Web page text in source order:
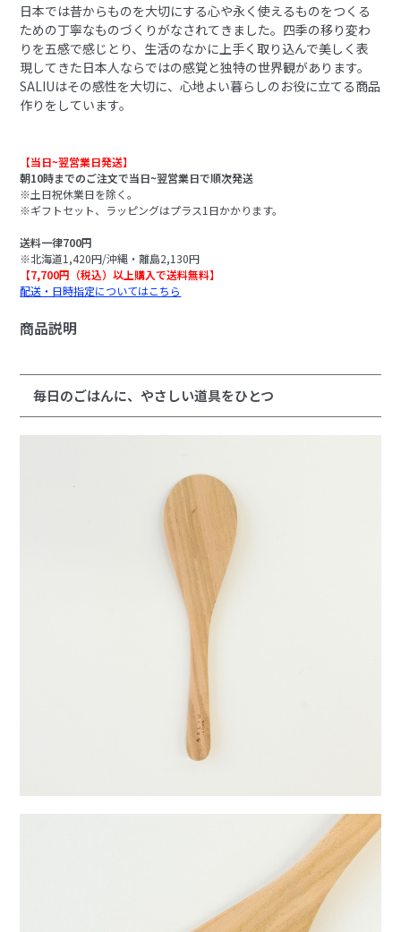
日本では昔からものを大切にする心や永く使えるものをつくる
ための丁寧なものづくりがなされてきました。四季の移り変わ
りを五感で感じとり、生活のなかに上手く取り込んで美しく表
現してきた日本人ならではの感覚と独特の世界観があります。
SALIUはその感性を大切に、心地よい暮らしのお役に立てる商品
作りをしています。
【当日~翌営業日発送】
朝10時までのご注文で当日~翌営業日で順次発送
※土日祝休業日を除く。
※ギフトセット、ラッピングはプラス1日かかります。
送料一律700円
※北海道1,420円/沖縄・離島2,130円
【7,700円（税込）以上購入で送料無料】
配送・日時指定についてはこちら
商品説明
毎日のごはんに、やさしい道具をひとつ